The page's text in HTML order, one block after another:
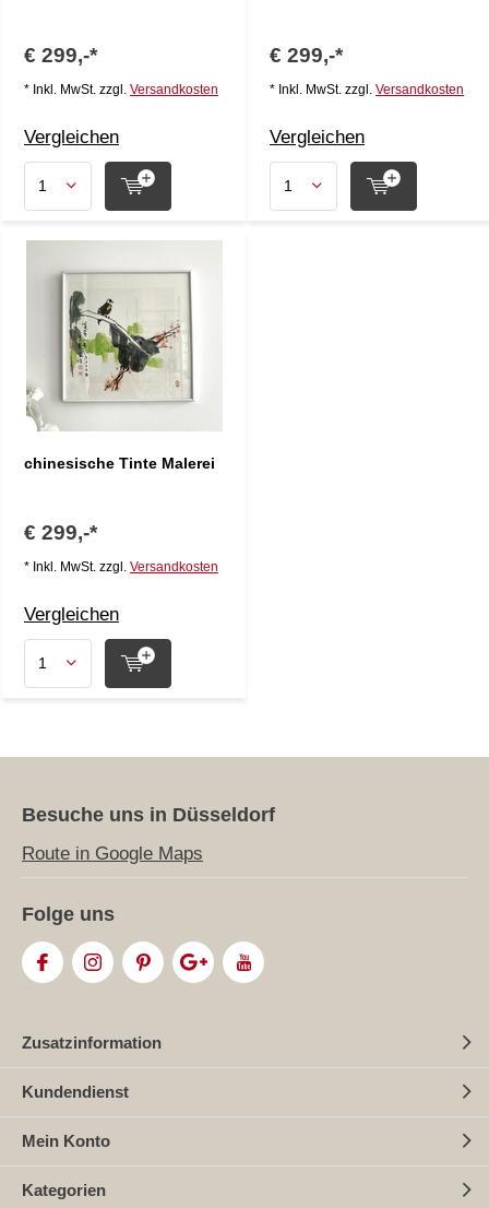
€ 299,-*
* Inkl. MwSt. zzgl. Versandkosten
Vergleichen
€ 299,-*
* Inkl. MwSt. zzgl. Versandkosten
Vergleichen
chinesische Tinte Malerei
€ 299,-*
* Inkl. MwSt. zzgl. Versandkosten
Vergleichen
Besuche uns in Düsseldorf
Route in Google Maps
Folge uns
Zusatzinformation
Kundendienst
Mein Konto
Kategorien